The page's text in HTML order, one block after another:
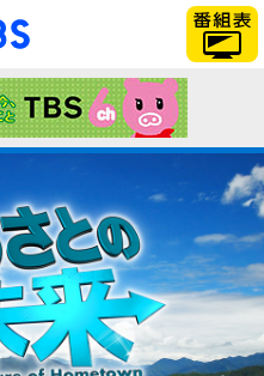
「TBSテレビ」トップ